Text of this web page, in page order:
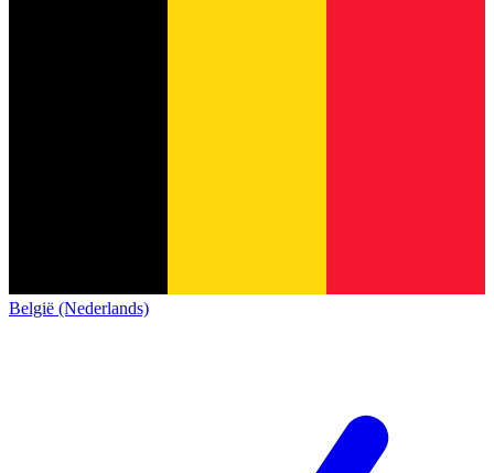
België (Nederlands)